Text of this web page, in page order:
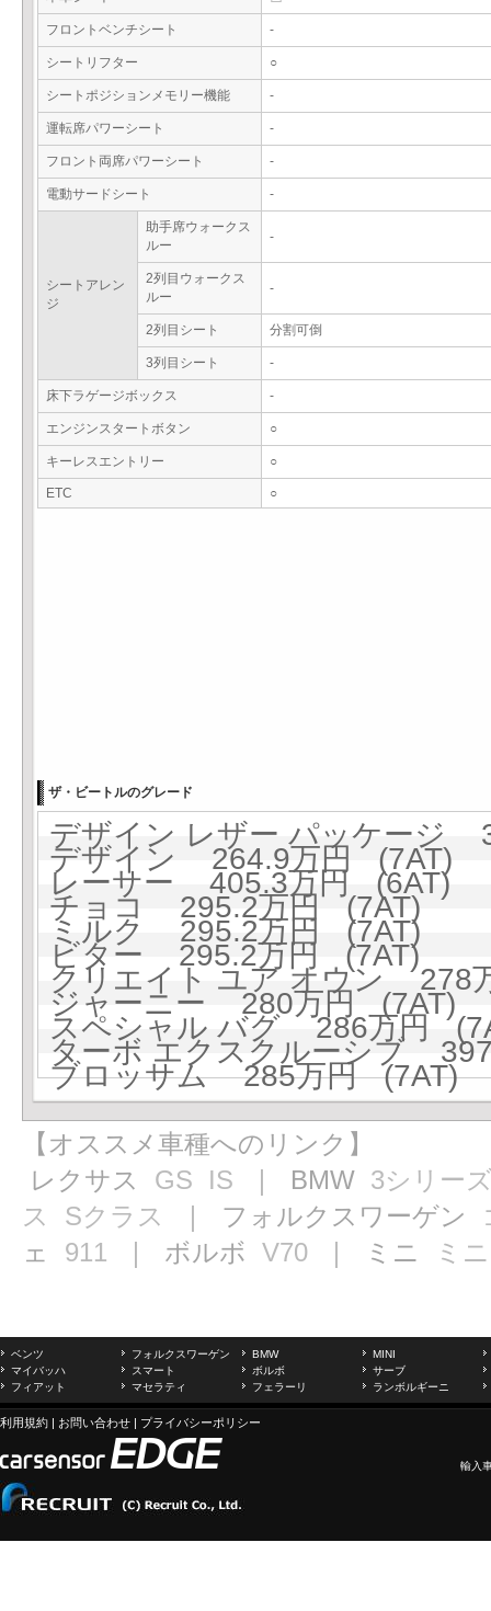
フロントベンチシート -
シートリフター ○
シートポジションメモリー機能 -
運転席パワーシート -
フロント両席パワーシート -
電動サードシート -
シートアレン
ジ
助手席ウォークス
ルー
-
2列目ウォークス
ルー
-
2列目シート 分割可倒
3列目シート -
床下ラゲージボックス -
エンジンスタートボタン ○
キーレスエントリー ○
ETC ○
ザ・ビートルのグレード
デザイン レザー パッケージ
デザイン 264.9万円 (7AT)
レーサー 405.3万円 (6AT)
チョコ 295.2万円 (7AT)
ミルク 295.2万円 (7AT)
ビター 295.2万円 (7AT)
クリエイト ユア オウン 278
ジャーニー 280万円 (7AT)
スペシャル バグ 286万円
ターボ エクスクルーシブ
ブロッサム 285万円 (7AT)
【オススメ車種へのリンク】
レクサス GS IS ｜ BMW 3シリー
ス
Sクラス ｜ フォルクスワーゲン
ェ 911 ｜ ボルボ V70 ｜ ミニ ミニ
ベンツ フォルクスワーゲン BMW
MINI
マイバッハ
スマート ボルボ
サーブ
フィアット
マセラティ フェラーリ ランボルギーニ
利用規約 | お問い合わせ | プライバシーポリシー
輸入